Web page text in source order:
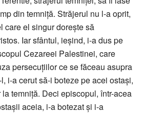
din temniță. Străjerul nu l-a oprit,
care el singur dorește să
Iar sfântul, ieșind, i-a dus pe
Cezareei Palestinei, care
persecuțiilor ce se făceau asupra
i-a cerut să-i boteze pe acei ostași,
temniță. Deci episcopul, într-acea
aceia, i-a botezat și i-a